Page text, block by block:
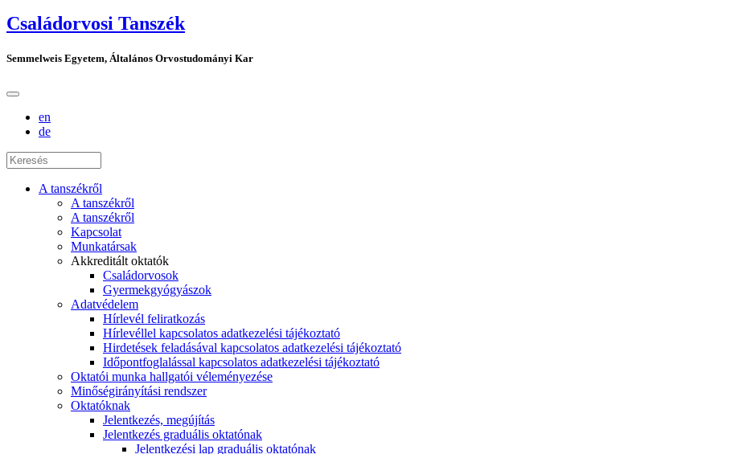
Családorvosi Tanszék
Semmelweis Egyetem, Általános Orvostudományi Kar
en
de
A tanszékről
A tanszékről
A tanszékről
Kapcsolat
Munkatársak
Akkreditált oktatók
Családorvosok
Gyermekgyógyászok
Adatvédelem
Hírlevél feliratkozás
Hírlevéllel kapcsolatos adatkezelési tájékoztató
Hirdetések feladásával kapcsolatos adatkezelési tájékoztató
Időpontfoglalással kapcsolatos adatkezelési tájékoztató
Oktatói munka hallgatói véleményezése
Minőségirányítási rendszer
Oktatóknak
Jelentkezés, megújítás
Jelentkezés graduális oktatónak
Jelentkezési lap graduális oktatónak